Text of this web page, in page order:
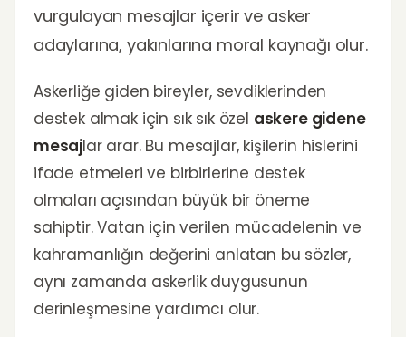
vurgulayan mesajlar içerir ve asker
adaylarına, yakınlarına moral kaynağı olur.
Askerliğe giden bireyler, sevdiklerinden
destek almak için sık sık özel askere gidene
mesajlar arar. Bu mesajlar, kişilerin hislerini
ifade etmeleri ve birbirlerine destek
olmaları açısından büyük bir öneme
sahiptir. Vatan için verilen mücadelenin ve
kahramanlığın değerini anlatan bu sözler,
aynı zamanda askerlik duygusunun
derinleşmesine yardımcı olur.